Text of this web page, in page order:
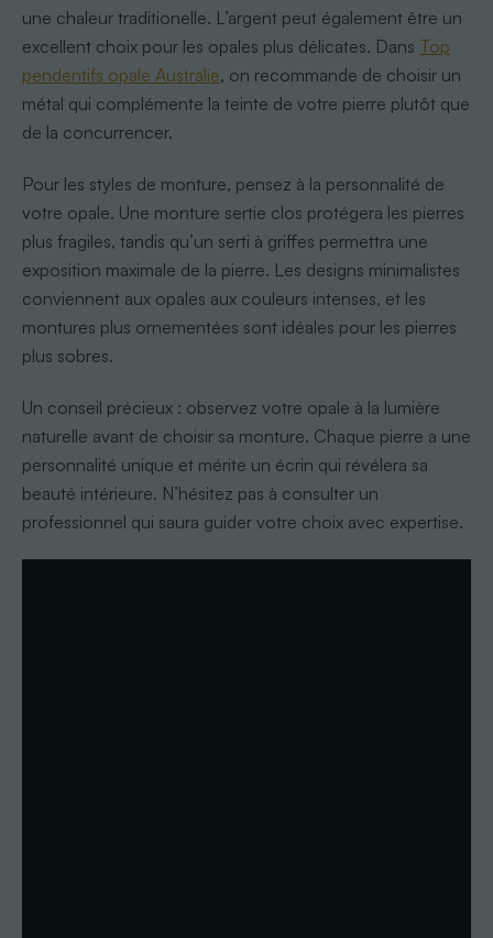
une chaleur traditionelle. L’argent peut également être un
excellent choix pour les opales plus délicates. Dans Top
pendentifs opale Australie, on recommande de choisir un
métal qui complémente la teinte de votre pierre plutôt que
de la concurrencer.
Pour les styles de monture, pensez à la personnalité de
votre opale. Une monture sertie clos protégera les pierres
plus fragiles, tandis qu’un serti à griffes permettra une
exposition maximale de la pierre. Les designs minimalistes
conviennent aux opales aux couleurs intenses, et les
montures plus ornementées sont idéales pour les pierres
plus sobres.
Un conseil précieux : observez votre opale à la lumière
naturelle avant de choisir sa monture. Chaque pierre a une
personnalité unique et mérite un écrin qui révélera sa
beauté intérieure. N’hésitez pas à consulter un
professionnel qui saura guider votre choix avec expertise.